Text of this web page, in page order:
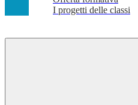
I progetti delle classi